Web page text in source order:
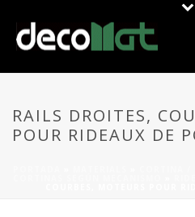
RAILS DROITES,
POUR RIDEAUX DE